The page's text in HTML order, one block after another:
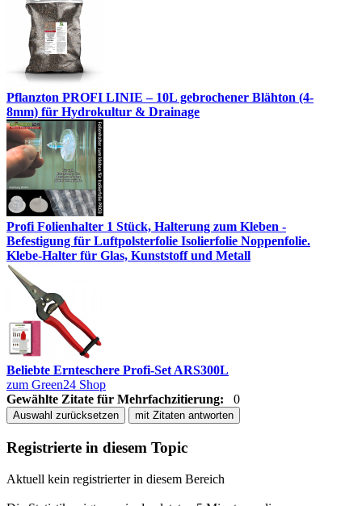
Pflanzton PROFI LINIE – 10L gebrochener Blähton (4-
8mm) für Hydrokultur & Drainage
Profi Folienhalter 1 Stück, Halterung zum Kleben -
Befestigung für Luftpolsterfolie Isolierfolie Noppenfolie.
Klebe-Halter für Glas, Kunststoff und Metall
Beliebte Ernteschere Profi-Set ARS300L
zum Green24 Shop
Gewählte Zitate für Mehrfachzitierung:
0
Auswahl zurücksetzen mit Zitaten antworten
Registrierte in diesem Topic
Aktuell kein registrierter in diesem Bereich